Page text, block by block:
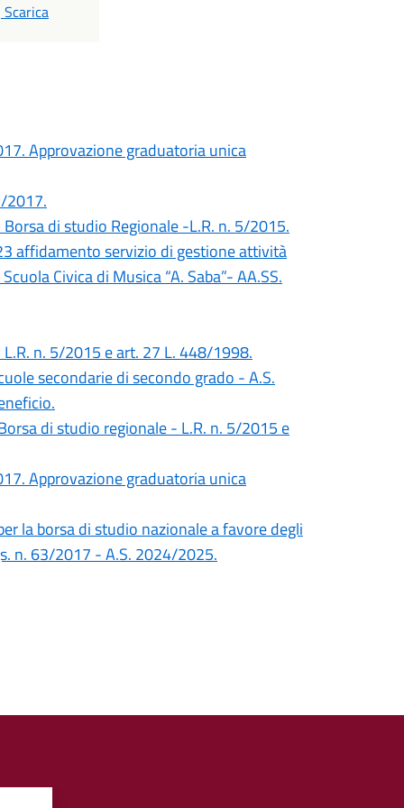
PDF
Scarica
Approvazione graduatoria unica
2017.
di studio Regionale -L.R. n. 5/2015.
affidamento servizio di gestione attività
Civica di Musica “A. Saba”- AA.SS.
n. 5/2015 e art. 27 L. 448/1998.
secondarie di secondo grado - A.S.
di studio regionale - L.R. n. 5/2015 e
Approvazione graduatoria unica
la borsa di studio nazionale a favore degli
n. 63/2017 - A.S. 2024/2025.